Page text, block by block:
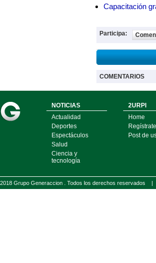
Capacitación
Participa:
COMENTARIOS
NOTICIAS
Actualidad
Deportes
Espectáculos
Salud
Ciencia y
tecnología
2URPI
Home
Regístrate
Post de
2018 Grupo Generaccion . Todos los derechos reservados |